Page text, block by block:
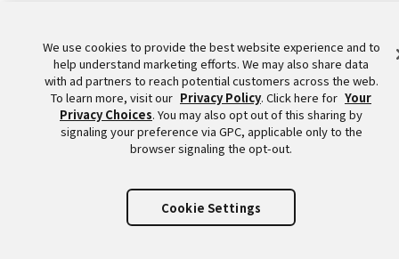
We use cookies to provide the best website experience and to
help understand marketing efforts. We may also share data
with ad partners to reach potential customers across the web.
To learn more, visit our Privacy Policy. Click here for Your
Privacy Choices. You may also opt out of this sharing by
signaling your preference via GPC, applicable only to the
browser signaling the opt-out.
Cookie Settings